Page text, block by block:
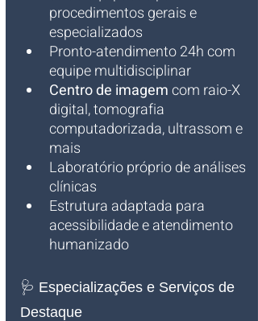
procedimentos gerais e
especializados
Pronto-atendimento 24h com
equipe multidisciplinar
Centro de imagem com raio-X
digital, tomografia
computadorizada, ultrassom e
mais
Laboratório próprio de análises
clínicas
Estrutura adaptada para
acessibilidade e atendimento
humanizado
🩺 Especializações e Serviços de
Destaque